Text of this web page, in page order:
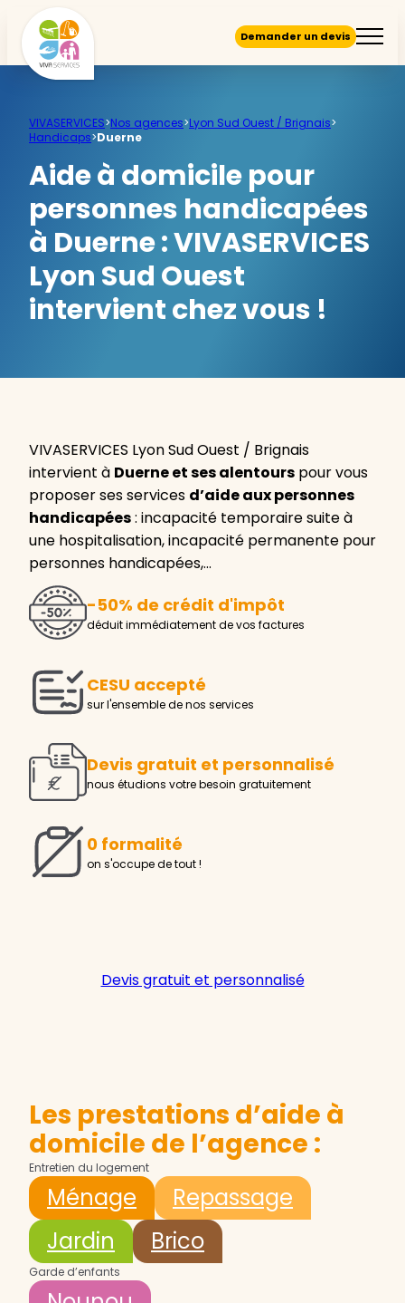
Demander un devis
VIVASERVICES>Nos agences>Lyon Sud Ouest / Brignais>
Handicaps>Duerne
Aide à domicile pour
personnes handicapées
à Duerne :VIVASERVICES
Lyon Sud Ouest
intervient chez vous !
VIVASERVICES Lyon Sud Ouest / Brignais
intervient à Duerne et ses alentours pour vous
proposer ses services d’aide aux personnes
handicapées: incapacité temporaire suite à
une hospitalisation, incapacité permanente pour
personnes handicapées,…
-50% de crédit d'impôt
déduit immédiatement de vos factures
CESU accepté
sur l'ensemble de nos services
Devis gratuit et personnalisé
nous étudions votre besoin gratuitement
0 formalité
on s'occupe de tout !
Devis gratuit et personnalisé
Les prestations d’aide à
domicile de l’agence :
Entretien du logement
Ménage
Repassage
Jardin
Brico
Garde d’enfants